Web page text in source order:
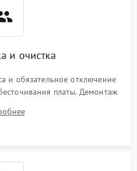
и очистка
и обязательное отключение
платы. Демонтаж
с кристаллов чипов.